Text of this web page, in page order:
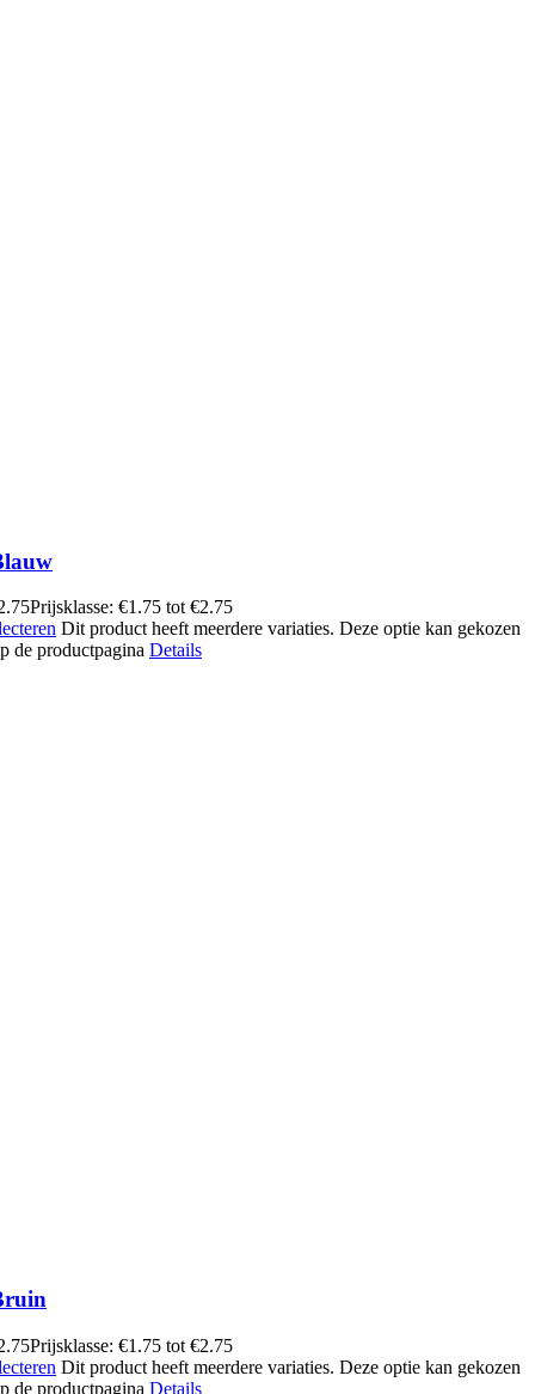
Prijsklasse: €1.75 tot €2.75
Dit product heeft meerdere variaties. Deze optie kan gekozen
de productpagina Details
Prijsklasse: €1.75 tot €2.75
Dit product heeft meerdere variaties. Deze optie kan gekozen
de productpagina Details